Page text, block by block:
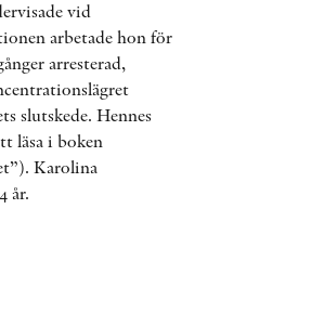
vid
arbetade hon för
arresterad,
slutskede. Hennes
läsa i boken
Karolina
år.